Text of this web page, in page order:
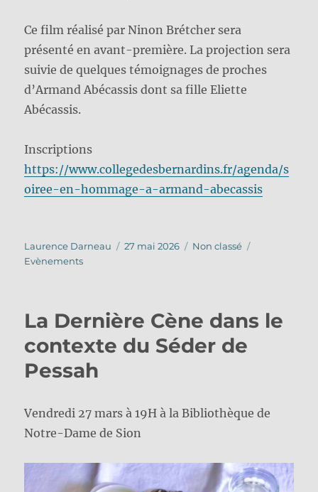
Ce film réalisé par Ninon Brétcher sera
présenté en avant-première. La projection sera
suivie de quelques témoignages de proches
d’Armand Abécassis dont sa fille Eliette
Abécassis.
Inscriptions
https://www.collegedesbernardins.fr/agenda/s
oiree-en-hommage-a-armand-abecassis
Auteur
Laurence Darneau
Publié
27 mai 2026 Catégories
Non classé
Evènements
La Dernière Cène dans le
contexte du Séder de
Pessah
Vendredi 27 mars à 19H à la Bibliothèque de
Notre-Dame de Sion